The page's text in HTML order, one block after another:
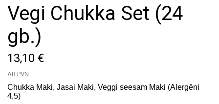
Vegi Chukka Set (24
gb.)
13,10 €
AR PVN
Chukka Maki, Jasai Maki, Veggi seesam Maki (Alergēni
4,5)